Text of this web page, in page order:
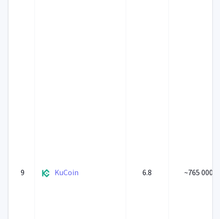
9 KuCoin 6.8 ~765 000